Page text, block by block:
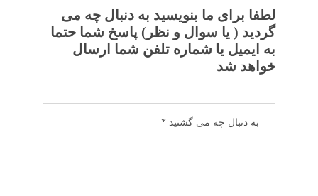
لطفا برای ما بنویسید به دنبال چه می
گردید ( یا سوال و نظر) پاسخ شما حتما
به ایمیل یا شماره تلفن شما ارسال
خواهد شد